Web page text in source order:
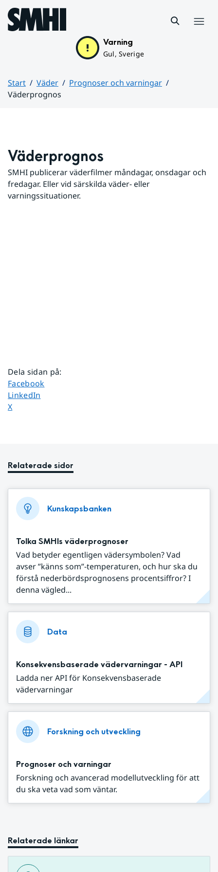
Hoppa till sidans innehåll
Varning
Gul, Sverige
Start Väder
Prognoser och varningar
Väderprognos
Väderprognos
SMHI publicerar väderfilmer måndagar, onsdagar och
fredagar. Eller vid särskilda väder- eller
varningssituationer.
Dela sidan på:
Dela sidan på
Facebook
Dela sidan på
LinkedIn
Dela sidan på
X
Relaterade sidor
Kunskapsbanken
Tolka SMHIs väderprognoser
Vad betyder egentligen vädersymbolen? Vad
avser ”känns som”-temperaturen, och hur ska du
förstå nederbördsprognosens procentsiffror? I
denna vägled...
Data
Konsekvensbaserade vädervarningar - API
Ladda ner API för Konsekvensbaserade
vädervarningar
Forskning och utveckling
Prognoser och varningar
Forskning och avancerad modellutveckling för att
du ska veta vad som väntar.
Relaterade länkar